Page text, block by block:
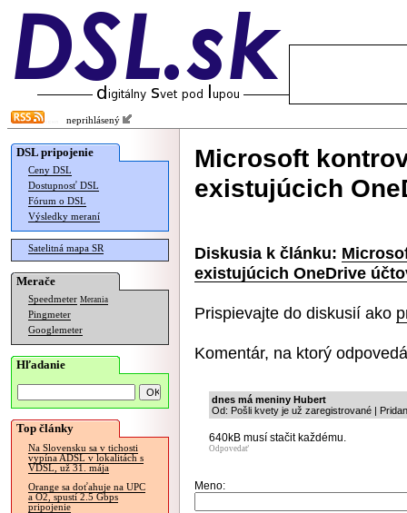
neprihlásený
DSL pripojenie
Ceny DSL
Dostupnosť DSL
Fórum o DSL
Výsledky meraní
Satelitná mapa SR
Merače
Speedmeter Merania
Pingmeter
Googlemeter
Hľadanie
Top články
Na Slovensku sa v tichosti
vypína ADSL v lokalitách s
VDSL, už 31. mája
Orange sa doťahuje na UPC
a O2, spustí 2.5 Gbps
pripojenie
Microsoft
existujúcich
Diskusia k článku:
existujúcich OneDrive
Prispievajte do diskusií ako
Komentár, na ktorý
dnes má meniny Hubert
Od: Pošli kvety je už zaregistrované |
640kB musí stačit každému.
Odpovedať
Meno: